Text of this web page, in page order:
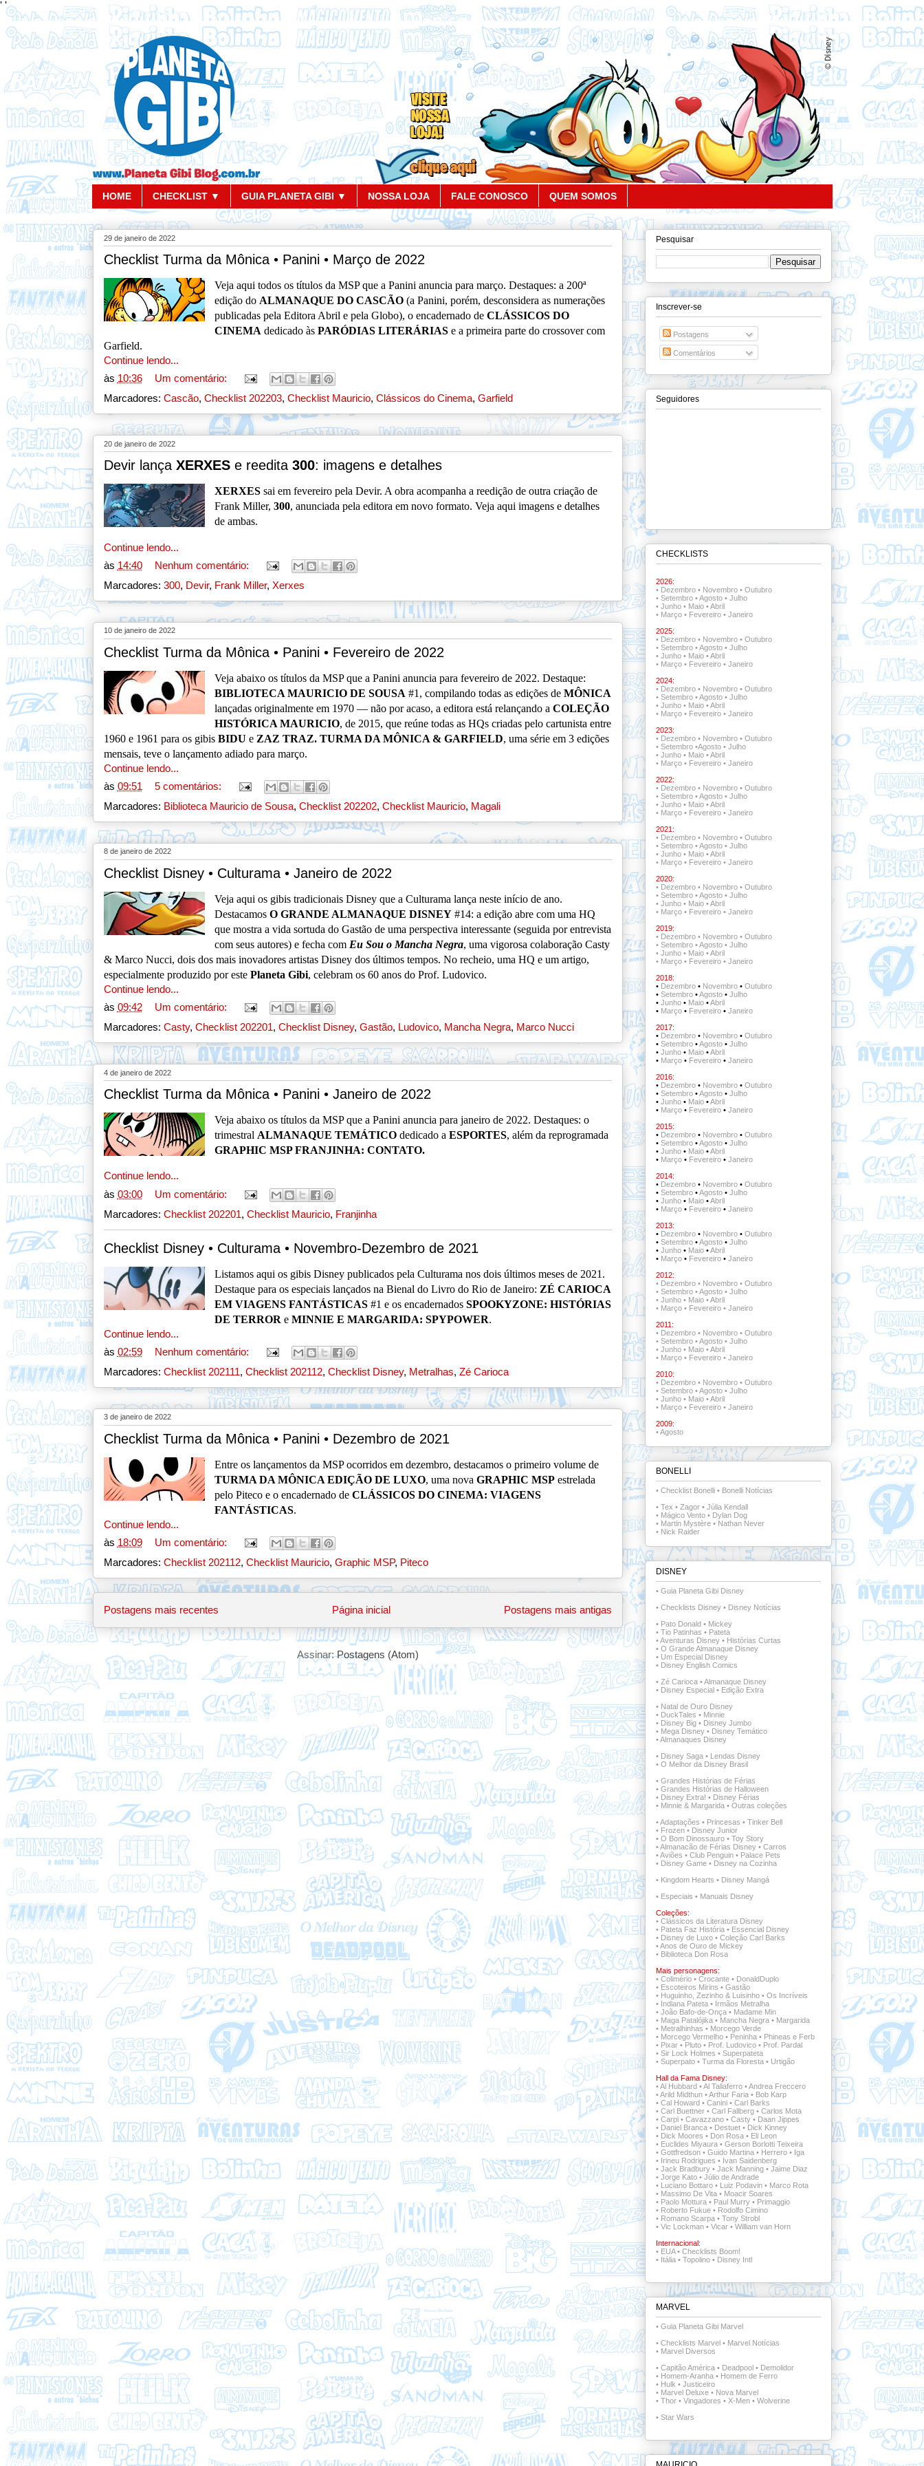
' '
HOME CHECKLIST ▼ GUIA PLANETA GIBI ▼ NOSSA LOJA FALE CONOSCO QUEM SOMOS
29 de janeiro de 2022
Checklist Turma da Mônica • Panini • Março de 2022
Veja aqui todos os títulos da MSP que a Panini anuncia para março. Destaques: a 200ª
edição do ALMANAQUE DO CASCÃO (a Panini, porém, desconsidera as numerações
publicadas pela Editora Abril e pela Globo), o encadernado deCLÁSSICOS DO
CINEMA dedicado àsPARÓDIAS LITERÁRIAS e a primeira parte do crossover com
Garfield.
Continue lendo...
às 10:36
Um comentário:
Marcadores: Cascão, Checklist 202203, Checklist Mauricio, Clássicos do Cinema, Garfield
20 de janeiro de 2022
Devir lança XERXESe reedita 300: imagens e detalhes
XERXESsai em fevereiro pela Devir. A obra acompanha a reedição de outra criação de
Frank Miller,300, anunciada pela editora em novo formato. Veja aqui imagens e detalhes
de ambas.
Continue lendo...
às 14:40
Nenhum comentário:
Marcadores: 300, Devir, Frank Miller, Xerxes
10 de janeiro de 2022
Checklist Turma da Mônica • Panini • Fevereiro de 2022
Veja abaixo os títulos da MSP que a Panini anuncia para fevereiro de 2022. Destaque:
BIBLIOTECA MAURICIO DE SOUSA #1, compilando todas as edições deMÔNICA
lançadas originalmente em 1970 — não por acaso, a editora está relançando aCOLEÇÃO
HISTÓRICA MAURICIO, de 2015, que reúne todas as HQs criadas pelo cartunista entre
1960 e 1961 para os gibis BIDU e ZAZ TRAZ. TURMA DA MÔNICA & GARFIELD, uma série em 3 edições
mensais, teve o lançamento adiado para março.
Continue lendo...
às 09:51
5 comentários:
Marcadores: Biblioteca Mauricio de Sousa, Checklist 202202, Checklist Mauricio, Magali
8 de janeiro de 2022
Checklist Disney • Culturama • Janeiro de 2022
Veja aqui os gibis tradicionais Disney que a Culturama lança neste início de ano.
DestacamosO GRANDE ALMANAQUE DISNEY #14: a edição abre com uma HQ
que mostra a vida sortuda do Gastão de uma perspectiva interessante (seguida por entrevista
com seus autores) e fecha com Eu Sou o Mancha Negra, uma vigorosa colaboração Casty
& Marco Nucci, dois dos mais inovadores artistas Disney dos últimos tempos. No recheio, uma HQ e um artigo,
especialmente produzido por este Planeta Gibi, celebram os 60 anos do Prof. Ludovico.
Continue lendo...
às 09:42
Um comentário:
Marcadores: Casty, Checklist 202201, Checklist Disney, Gastão, Ludovico, Mancha Negra, Marco Nucci
4 de janeiro de 2022
Checklist Turma da Mônica • Panini • Janeiro de 2022
Veja abaixo os títulos da MSP que a Panini anuncia para janeiro de 2022. Destaques: o
trimestral ALMANAQUE TEMÁTICO dedicado aESPORTES, além da reprogramada
GRAPHIC MSP FRANJINHA: CONTATO.
Continue lendo...
às 03:00
Um comentário:
Marcadores: Checklist 202201, Checklist Mauricio, Franjinha
Checklist Disney • Culturama • Novembro-Dezembro de 2021
Listamos aqui os gibis Disney publicados pela Culturama nos dois últimos meses de 2021.
Destaque para os especiais lançados na Bienal do Livro do Rio de Janeiro: ZÉ CARIOCA
EM VIAGENS FANTÁSTICAS #1 e os encadernadosSPOOKYZONE: HISTÓRIAS
DE TERROR eMINNIE E MARGARIDA: SPYPOWER.
Continue lendo...
às 02:59
Nenhum comentário:
Marcadores: Checklist 202111, Checklist 202112, Checklist Disney, Metralhas, Zé Carioca
3 de janeiro de 2022
Checklist Turma da Mônica • Panini • Dezembro de 2021
Entre os lançamentosda MSP ocorridos em dezembro, destacamos o primeiro volume de
TURMA DA MÔNICA EDIÇÃO DE LUXO, uma novaGRAPHIC MSP estrelada
pelo Piteco e o encadernado deCLÁSSICOS DO CINEMA: VIAGENS
FANTÁSTICAS.
Continue lendo...
às 18:09
Um comentário:
Marcadores: Checklist 202112, Checklist Mauricio, Graphic MSP, Piteco
Postagens mais recentes Postagens mais antigas
Página inicial
Assinar:Postagens (Atom)
Pesquisar
Inscrever-se
Postagens
Comentários
Seguidores
CHECKLISTS
2026:
• Dezembro• Novembro• Outubro
• Setembro•Agosto• Julho
• Junho• Maio•Abril
• Março• Fevereiro• Janeiro
2025:
• Dezembro• Novembro• Outubro
• Setembro•Agosto• Julho
• Junho• Maio•Abril
• Março• Fevereiro• Janeiro
2024:
• Dezembro• Novembro• Outubro
• Setembro•Agosto• Julho
• Junho• Maio•Abril
• Março• Fevereiro• Janeiro
2023:
• Dezembro• Novembro• Outubro
• Setembro•Agosto• Julho
• Junho• Maio•Abril
• Março• Fevereiro• Janeiro
2022:
• Dezembro • Novembro• Outubro
• Setembro •Agosto• Julho
• Junho• Maio•Abril
• Março• Fevereiro• Janeiro
2021:
• Dezembro • Novembro • Outubro
• Setembro•Agosto• Julho
• Junho• Maio•Abril
• Março• Fevereiro• Janeiro
2020:
• Dezembro• Novembro• Outubro
• Setembro•Agosto• Julho
• Junho• Maio•Abril
• Março• Fevereiro• Janeiro
2019:
• Dezembro• Novembro• Outubro
• Setembro•Agosto• Julho
• Junho• Maio•Abril
• Março• Fevereiro• Janeiro
2018:
• Dezembro• Novembro• Outubro
• Setembro•Agosto• Julho
• Junho• Maio•Abril
• Março• Fevereiro• Janeiro
2017:
• Dezembro• Novembro• Outubro
• Setembro•Agosto• Julho
• Junho• Maio•Abril
• Março• Fevereiro• Janeiro
2016:
• Dezembro• Novembro• Outubro
• Setembro•Agosto• Julho
• Junho• Maio•Abril
• Março• Fevereiro• Janeiro
2015:
• Dezembro• Novembro• Outubro
• Setembro•Agosto• Julho
• Junho• Maio•Abril
• Março• Fevereiro• Janeiro
2014:
• Dezembro • Novembro • Outubro
• Setembro• Agosto • Julho
• Junho• Maio•Abril
• Março• Fevereiro• Janeiro
2013:
• Dezembro• Novembro• Outubro
• Setembro•Agosto• Julho
• Junho• Maio•Abril
• Março• Fevereiro• Janeiro
2012:
• Dezembro• Novembro• Outubro
• Setembro •Agosto• Julho
• Junho• Maio •Abril
• Março• Fevereiro• Janeiro
2011:
• Dezembro• Novembro• Outubro
• Setembro•Agosto• Julho
• Junho• Maio•Abril
• Março• Fevereiro• Janeiro
2010:
• Dezembro• Novembro• Outubro
• Setembro•Agosto• Julho
• Junho• Maio•Abril
• Março• Fevereiro• Janeiro
2009:
•Agosto
BONELLI
• Checklist Bonelli• Bonelli Notícias
• Tex • Zagor• Júlia Kendall
• Mágico Vento • Dylan Dog
• Martin Mystère • Nathan Never
• Nick Raider
DISNEY
• Guia Planeta Gibi Disney
• Checklists Disney• Disney Notícias
• Pato Donald• Mickey
• Tio Patinhas • Pateta
• Aventuras Disney • Histórias Curtas
• O Grande Almanaque Disney
• Um Especial Disney
• Disney English Comics
• Zé Carioca •Almanaque Disney
• Disney Especial • Edição Extra
• Natal de Ouro Disney
• DuckTales • Minnie
• Disney Big • Disney Jumbo
• Mega Disney • Disney Temático
•Almanaques Disney
• Disney Saga• Lendas Disney
• O Melhor da Disney Brasil
• Grandes Histórias de Férias
• Grandes Histórias de Halloween
• Disney Extra! • Disney Férias
• Minnie & Margarida• Outras coleções
• Adaptações • Princesas • Tinker Bell
• Frozen• Disney Junior
• O Bom Dinossauro • Toy Story
•Almanacão de Férias Disney • Carros
• Aviões • Club Penguin• Palace Pets
• Disney Game• Disney na Cozinha
• Kingdom Hearts • Disney Mangá
• Especiais • Manuais Disney
Coleções:
• Clássicos da Literatura Disney
• Pateta Faz História• Essencial Disney
• Disney de Luxo• Coleção Carl Barks
•Anos de Ouro de Mickey
• Biblioteca Don Rosa
Mais personagens:
• Colimério• Crocante• DonaldDuplo
• Escoteiros Mirins • Gastão
• Huguinho, Zezinho & Luisinho• Os Incríveis
• Indiana Pateta • Irmãos Metralha
• João Bafo-de-Onça • Madame Min
• Maga Patalójika• Mancha Negra• Margarida
• Metralhinhas • Morcego Verde
• Morcego Vermelho • Peninha• Phineas e Ferb
• Pixar• Pluto• Prof. Ludovico • Prof. Pardal
• Sir Lock Holmes • Superpateta
• Superpato• Turma da Floresta• Urtigão
Hall da Fama Disney:
•Al Hubbard•Al Taliaferro•Andrea Freccero
•Arild Midthun•Arthur Faria• Bob Karp
• Cal Howard• Canini• Carl Barks
• Carl Buettner• Carl Fallberg • Carlos Mota
• Carpi • Cavazzano• Casty• Daan Jippes
• Daniel Branca• Destuet• Dick Kinney
• Dick Moores • Don Rosa• Eli Leon
• Euclides Miyaura • Gerson Borlotti Teixeira
• Gottfredson • Guido Martina • Herrero• Iga
• Irineu Rodrigues • Ivan Saidenberg
• Jack Bradbury• Jack Manning• Jaime Diaz
• Jorge Kato• Júlio de Andrade
• Luciano Bottaro• Luiz Podavin• Marco Rota
• Massimo De Vita • Moacir Soares
• Paolo Mottura • Paul Murry • Primaggio
• Roberto Fukue • Rodolfo Cimino
• Romano Scarpa • Tony Strobl
• Vic Lockman• Vicar • William van Horn
Internacional:
• EUA • Checklists Boom!
• Itália • Topolino • Disney Intl
MARVEL
• Guia Planeta Gibi Marvel
• Checklists Marvel• Marvel Notícias
• Marvel Diversos
• Capitão América• Deadpool• Demolidor
• Homem-Aranha• Homem de Ferro
• Hulk • Justiceiro
• Marvel Deluxe• Nova Marvel
• Thor • Vingadores • X-Men• Wolverine
• Star Wars